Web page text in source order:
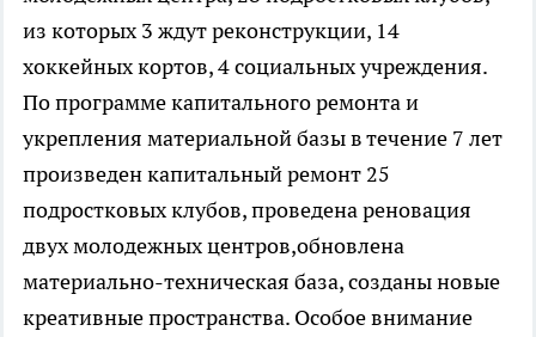
из которых 3 ждут реконструкции, 14
хоккейных кортов, 4 социальных учреждения.
По программе капитального ремонта и
укрепления материальной базы в течение 7 лет
произведен капитальный ремонт 25
подростковых клубов, проведена реновация
двух молодежных центров,обновлена
материально-техническая база, созданы новые
креативные пространства. Особое внимание